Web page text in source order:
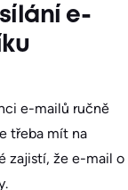
e-
e-mailů ručně
třeba mít na
zajistí, že e-mail o